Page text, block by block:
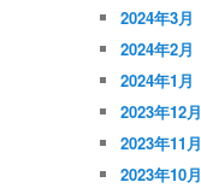
2024年3月
2024年2月
2024年1月
2023年12月
2023年11月
2023年10月